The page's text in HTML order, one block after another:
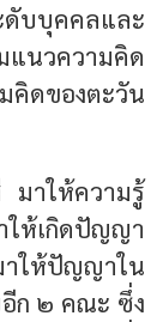
บบุคคลและ
นวความคิด
คิดของตะวัน
มาให้ความรู้
ให้เกิดปัญญา
าให้ปัญญาใน
ก ๒ คณะ ซึ่ง